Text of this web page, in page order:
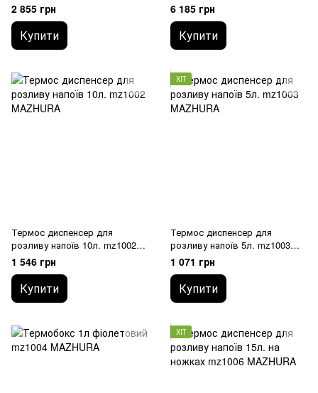
2 855 грн
Купити
6 185 грн
Купити
Термос диспенсер для
розливу напоїв 10л. mz1002
MAZHURA
1 546 грн
Купити
ХІТ
Термос диспенсер для
розливу напоїв 5л. mz1003
MAZHURA
1 071 грн
Купити
ХІТ